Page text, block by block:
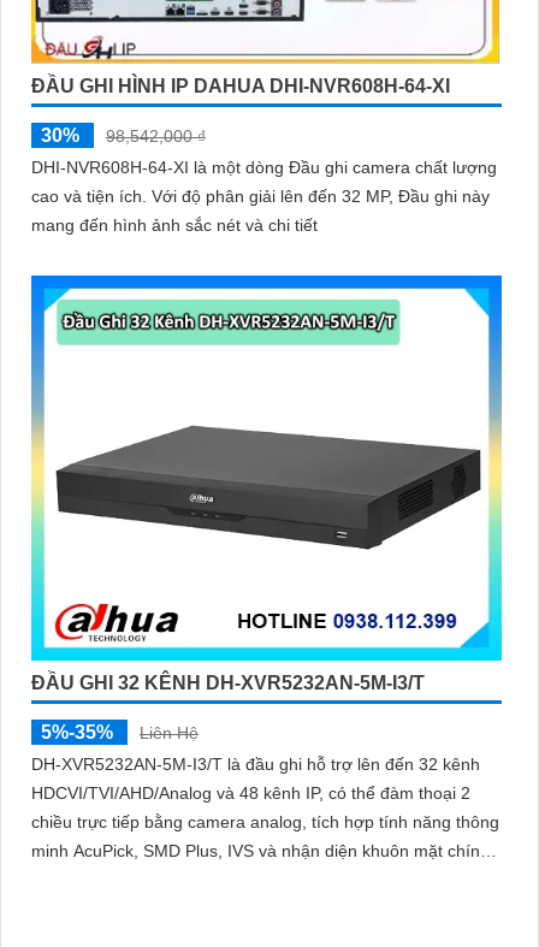
ĐẦU GHI HÌNH IP DAHUA DHI-NVR608H-64-XI
30%
98,542,000 ₫
DHI-NVR608H-64-XI là một dòng Đầu ghi camera chất lượng
cao và tiện ích. Với độ phân giải lên đến 32 MP, Đầu ghi này
mang đến hình ảnh sắc nét và chi tiết
ĐẦU GHI 32 KÊNH DH-XVR5232AN-5M-I3/T
5%-35%
Liên Hệ
DH-XVR5232AN-5M-I3/T là đầu ghi hỗ trợ lên đến 32 kênh
HDCVI/TVI/AHD/Analog và 48 kênh IP, có thể đàm thoại 2
chiều trực tiếp bằng camera analog, tích hợp tính năng thông
minh AcuPick, SMD Plus, IVS và nhận diện khuôn mặt chính